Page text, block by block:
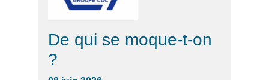
De qui se moque-t-on
?